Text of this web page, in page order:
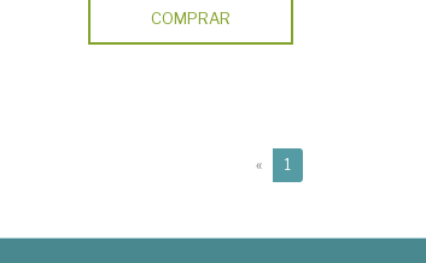
COMPRAR
« 1